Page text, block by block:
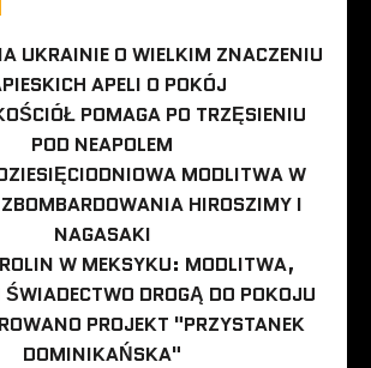
UKRAINIE O WIELKIM ZNACZENIU
APELI O POKÓJ
POMAGA PO TRZĘSIENIU
POD NEAPOLEM
MODLITWA W
HIROSZIMY I
NAGASAKI
W MEKSYKU: MODLITWA,
ŚWIADECTWO DROGĄ DO POKOJU
PROJEKT "PRZYSTANEK
DOMINIKAŃSKA"